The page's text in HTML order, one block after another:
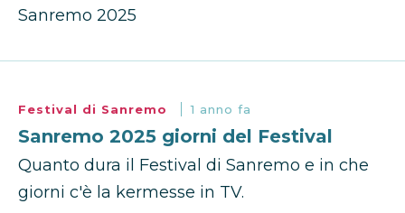
Sanremo 2025
Festival di Sanremo 1 anno fa
Sanremo 2025 giorni del Festival
Quanto dura il Festival di Sanremo e in che
giorni c'è la kermesse in TV.